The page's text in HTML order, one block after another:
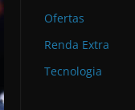
Ofertas
Renda Extra
Tecnologia